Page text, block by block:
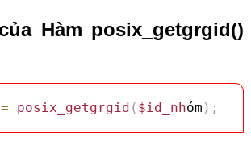
Hàm posix_getgrgid()
= posix_getgrgid ( $id_nhóm ) ;